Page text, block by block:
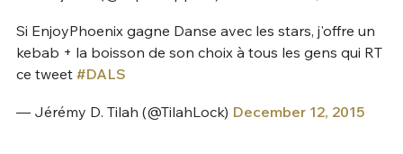
Si EnjoyPhoenix gagne Danse avec les stars, j'offre un
kebab + la boisson de son choix à tous les gens qui RT
ce tweet #DALS
— Jérémy D. Tilah (@TilahLock) December 12, 2015